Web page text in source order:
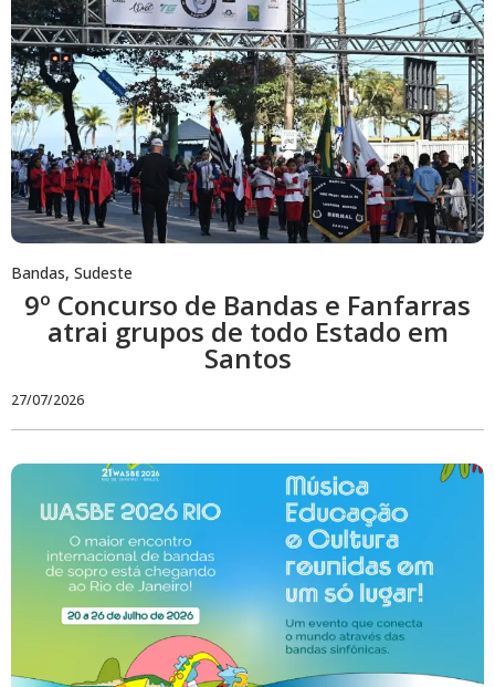
Bandas, Sudeste
9º Concurso de Bandas e Fanfarras
atrai grupos de todo Estado em
Santos
27/07/2026